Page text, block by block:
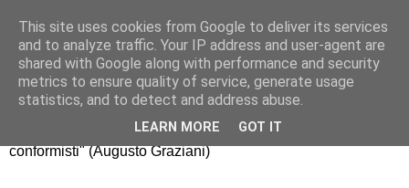
Riccardo Realfonzo
"dissento da quello che gli economisti americani chiamano
mainstream, il comune modo di pensare della maggioranza.
La nuova generazione di economisti, purtroppo, è fatta di
conformisti" (Augusto Graziani)
This site uses cookies from Google to deliver its services
and to analyze traffic. Your IP address and user-agent are
shared with Google along with performance and security
metrics to ensure quality of service, generate usage
statistics, and to detect and address abuse.
LEARN MORE GOT IT